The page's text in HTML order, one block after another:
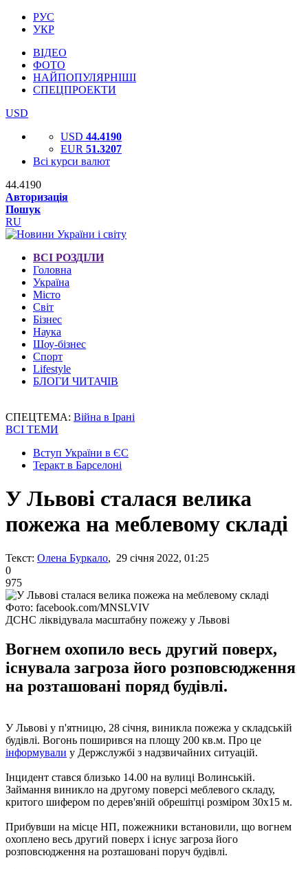
РУС
УКР
ВІДЕО
ФОТО
НАЙПОПУЛЯРНІШІ
СПЕЦПРОЕКТИ
USD
USD 44.4190
EUR 51.3207
Всі курси валют
44.4190
Авторизація
Пошук
RU
ВСІ РОЗДІЛИ
Головна
Україна
Місто
Світ
Бізнес
Наука
Шоу-бізнес
Спорт
Lifestyle
БЛОГИ ЧИТАЧІВ
СПЕЦТЕМА: Війна в Ірані
ВСІ ТЕМИ
Вступ України в ЄС
Теракт в Барселоні
У Львові сталася велика
пожежа на меблевому складі
Текст: Олена Буркало, 29 січня 2022, 01:25
0
975
Фото: facebook.com/MNSLVIV
ДСНС ліквідувала масштабну пожежу у Львові
Вогнем охопило весь другий поверх,
існувала загроза його розповсюдження
на розташовані поряд будівлі.
У Львові у п'ятницю, 28 січня, виникла пожежа у складській
будівлі. Вогонь поширився на площу 200 кв.м. Про це
інформували у Держслужбі з надзвичайних ситуацій.
Інцидент стався близько 14.00 на вулиці Волинській.
Займання виникло на другому поверсі меблевого складу,
критого шифером по дерев'яній обрешітці розміром 30х15 м.
Прибувши на місце НП, пожежники встановили, що вогнем
охоплено весь другий поверх і існує загроза його
розповсюдження на розташовані поруч будівлі.